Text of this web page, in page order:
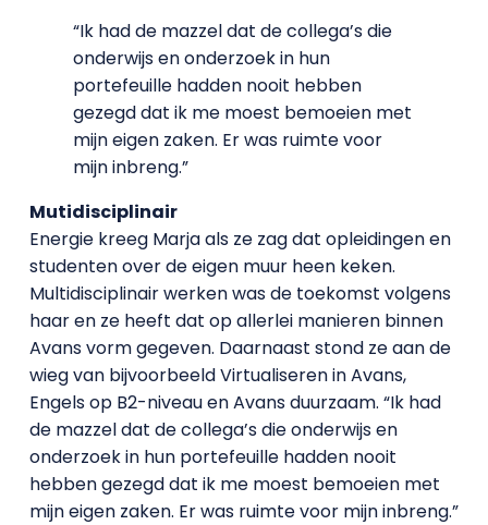
“Ik had de mazzel dat de collega’s die
onderwijs en onderzoek in hun
portefeuille hadden nooit hebben
gezegd dat ik me moest bemoeien met
mijn eigen zaken. Er was ruimte voor
mijn inbreng.”
Mutidisciplinair
Energie kreeg Marja als ze zag dat opleidingen en
studenten over de eigen muur heen keken.
Multidisciplinair werken was de toekomst volgens
haar en ze heeft dat op allerlei manieren binnen
Avans vorm gegeven. Daarnaast stond ze aan de
wieg van bijvoorbeeld Virtualiseren in Avans,
Engels op B2-niveau en Avans duurzaam. “Ik had
de mazzel dat de collega’s die onderwijs en
onderzoek in hun portefeuille hadden nooit
hebben gezegd dat ik me moest bemoeien met
mijn eigen zaken. Er was ruimte voor mijn inbreng.”